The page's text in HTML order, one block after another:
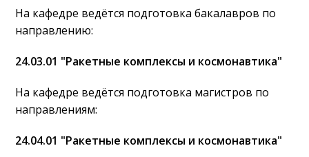
На кафедре ведётся подготовка бакалавров по
направлению:
24.03.01 "Ракетные комплексы и космонавтика"
На кафедре ведётся подготовка магистров по
направлениям:
24.04.01 "Ракетные комплексы и космонавтика"